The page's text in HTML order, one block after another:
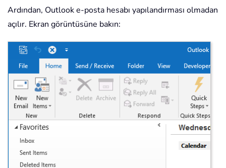
Ardından, Outlook e-posta hesabı yapılandırması olmadan
açılır. Ekran görüntüsüne bakın: